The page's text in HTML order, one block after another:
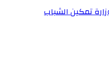
تمكين الشباب